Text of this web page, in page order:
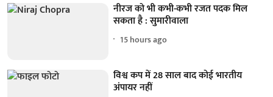
नीरज को भी कभी-कभी रजत पदक मिल
सकता है : सुमारीवाला
15 hours ago
विश्व कप में 28 साल बाद कोई भारतीय
अंपायर नहीं